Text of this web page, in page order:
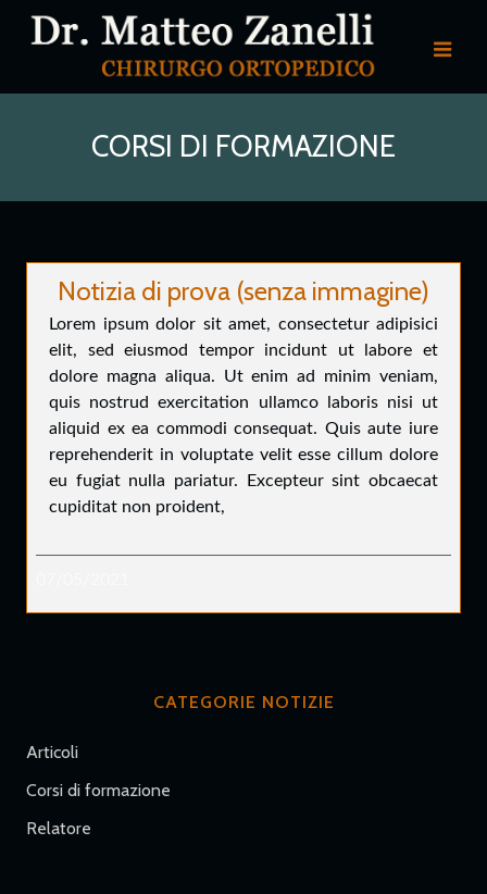
CORSI DI FORMAZIONE
Notizia di prova (senza immagine)
Lorem ipsum dolor sit amet, consectetur adipisici
elit, sed eiusmod tempor incidunt ut labore et
dolore magna aliqua. Ut enim ad minim veniam,
quis nostrud exercitation ullamco laboris nisi ut
aliquid ex ea commodi consequat. Quis aute iure
reprehenderit in voluptate velit esse cillum dolore
eu fugiat nulla pariatur. Excepteur sint obcaecat
cupiditat non proident,
CATEGORIE NOTIZIE
Articoli
Corsi di formazione
Relatore